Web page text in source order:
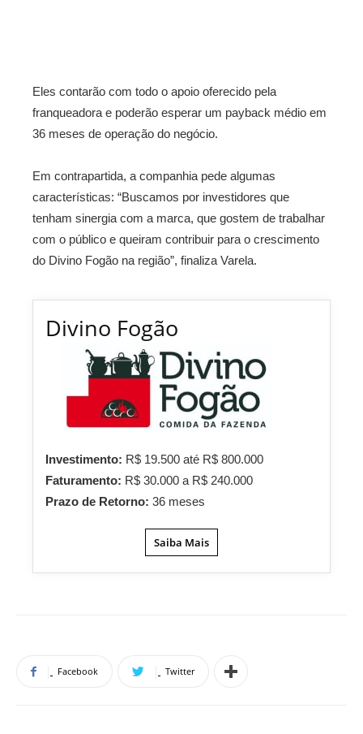
Eles contarão com todo o apoio oferecido pela
franqueadora e poderão esperar um payback médio em
36 meses de operação do negócio.
Em contrapartida, a companhia pede algumas
características: “Buscamos por investidores que
tenham sinergia com a marca, que gostem de trabalhar
com o público e queiram contribuir para o crescimento
do Divino Fogão na região”, finaliza Varela.
Divino Fogão
Investimento: R$ 19.500 até R$ 800.000
Faturamento: R$ 30.000 a R$ 240.000
Prazo de Retorno: 36 meses
Saiba Mais
Facebook Twitter